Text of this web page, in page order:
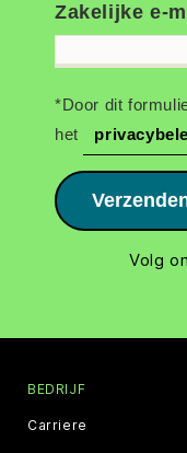
Zakelijke e-
*Door dit
het
Volg
BEDRIJF
Carriere